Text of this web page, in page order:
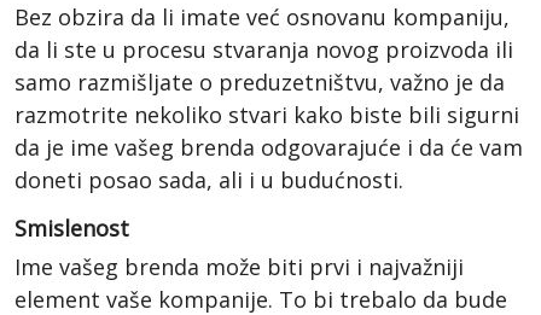
Bez obzira da li imate već osnovanu kompaniju,
da li ste u procesu stvaranja novog proizvoda ili
samo razmišljate o preduzetništvu, važno je da
razmotrite nekoliko stvari kako biste bili sigurni
da je ime vašeg brenda odgovarajuće i da će vam
doneti posao sada, ali i u budućnosti.
Smislenost
Ime vašeg brenda može biti prvi i najvažniji
element vaše kompanije. To bi trebalo da bude